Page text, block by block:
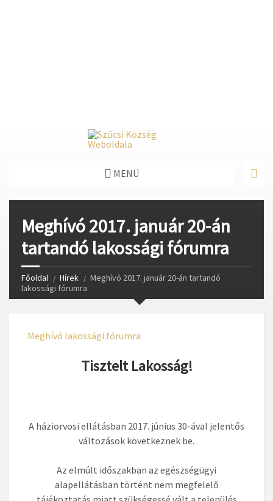
MENÜ
Meghívó 2017. január 20-án
tartandó lakossági fórumra
Főoldal Hírek
Meghívó 2017. január 20-án tartandó
lakossági fórumra
Meghívó lakossági fórumra
Tisztelt Lakosság!
A háziorvosi ellátásban 2017. június 30-ával jelentős
változások következnek be.
Az elmúlt időszakban az egészségügyi
alapellátásban történt nem megfelelő